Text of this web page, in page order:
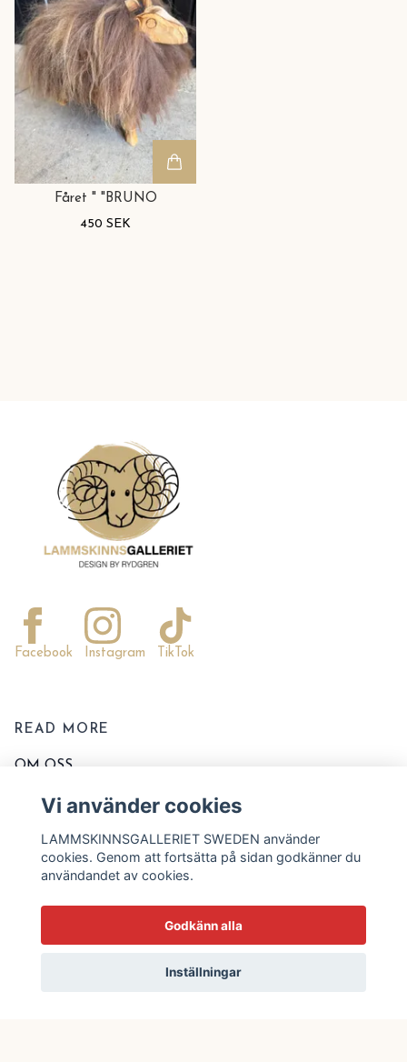
Fåret " "BRUNO
450 SEK
Facebook Instagram TikTok
READ MORE
OM OSS
KONTAKTA OSS
KÖPVILLKOR
TVÄTT OCH SKÖTSELRÅD
STORLEKSSCHEMA
BLOGG
Vi använder cookies
LAMMSKINNSGALLERIET SWEDEN använder
cookies. Genom att fortsätta på sidan godkänner du
användandet av cookies.
Godkänn alla
Inställningar